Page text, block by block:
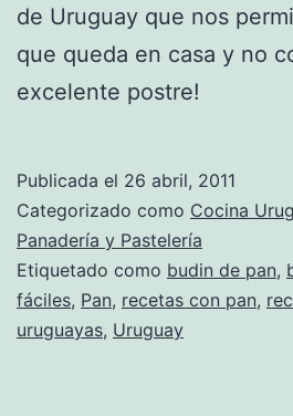
de Uruguay que nos
que queda en casa y no
excelente postre!
Publicada el 26 abril, 2011
Categorizado como Cocina
Panadería y Pastelería
Etiquetado como budin de pan,
fáciles, Pan, recetas con pan,
uruguayas, Uruguay